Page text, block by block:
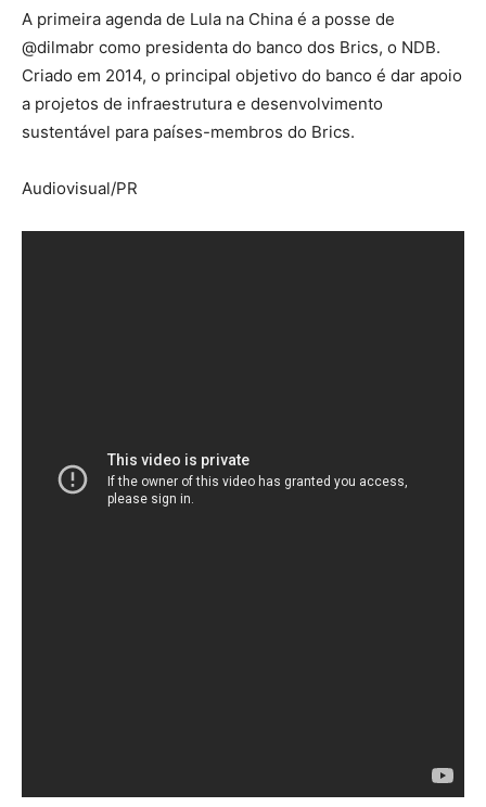
A primeira agenda de Lula na China é a posse de
@dilmabr como presidenta do banco dos Brics, o NDB.
Criado em 2014, o principal objetivo do banco é dar apoio
a projetos de infraestrutura e desenvolvimento
sustentável para países-membros do Brics.
Audiovisual/PR